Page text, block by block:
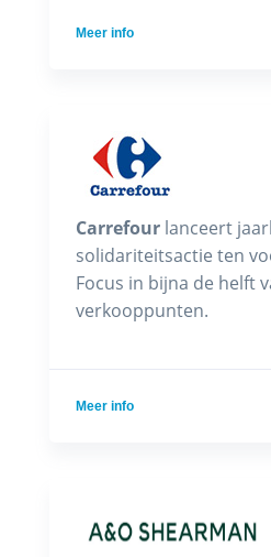
Meer info
Carrefour lanceert
solidariteitsactie ten
Focus in bijna de helft
verkooppunten.
Meer info